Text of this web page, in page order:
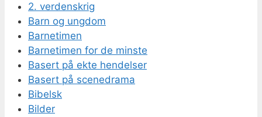
2. verdenskrig
Barn og ungdom
Barnetimen
Barnetimen for de minste
Basert på ekte hendelser
Basert på scenedrama
Bibelsk
Bilder